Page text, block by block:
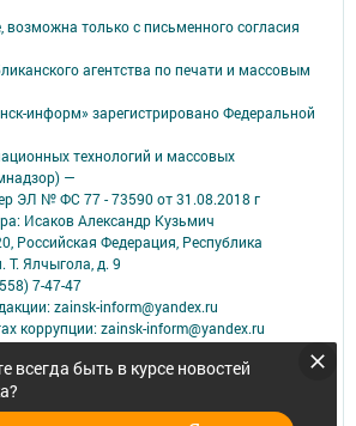
всегда быть в курсе новостей
только с письменного согласия
агентства по печати и массовым
информ» зарегистрировано Федеральной
технологий и массовых
—
ЭЛ № ФС 77 - 73590 от 31.08.2018 г
Исаков Александр Кузьмич
Российская Федерация, Республика
Т. Ялчыгола, д. 9
7-47-47
zainsk-inform@yandex.ru
коррупции: zainsk-inform@yandex.ru
«cookie»для персонализации сервисов и